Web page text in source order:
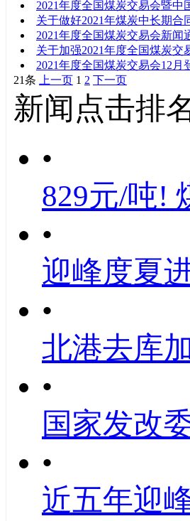
2021年度全国煤炭交易会暨中
关于做好2021年煤炭中长期合
2021年度全国煤炭交易会新闻
关于加强2021年度全国煤炭
2021年度全国煤炭交易会12月
21条
上一页 1 2 下一页
新闻点击排
•
829元/吨!
•
迎峰度夏
•
北港去库
•
国家发改
•
近五年迎